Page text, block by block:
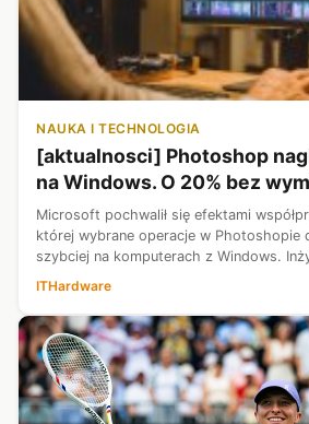
NAUKA I TECHNOLOGIA
[aktualnosci] Photoshop
na Windows. O 20% bez
Microsoft pochwalił się efektami
której wybrane operacje w Photoshopie
szybciej na komputerach z Windows.
skupili się nie na samej aplikacji, lecz na
ITHardware